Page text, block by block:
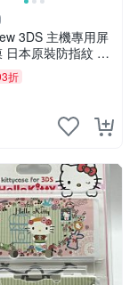
3DS 主機專用屏
日本原裝防指紋 新
全新日本製保護膜
防指紋 屏保貼膜
折